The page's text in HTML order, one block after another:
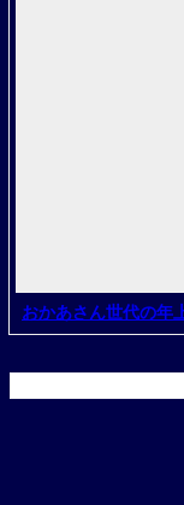
おかあさん世代の年